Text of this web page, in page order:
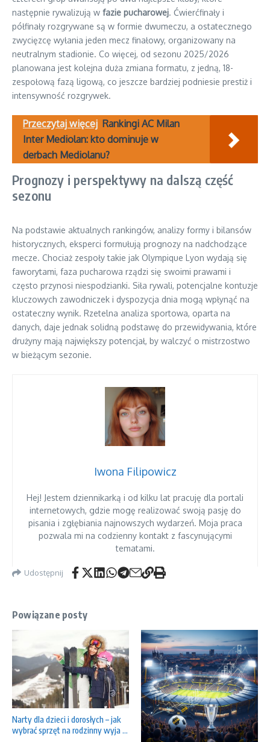
następnie rywalizują w fazie pucharowej. Ćwierćfinały i
półfinały rozgrywane są w formie dwumeczu, a ostatecznego
zwycięzcę wyłania jeden mecz finałowy, organizowany na
neutralnym stadionie. Co więcej, od sezonu 2025/2026
planowana jest kolejna duża zmiana formatu, z jedną, 18-
zespołową fazą ligową, co jeszcze bardziej podniesie prestiż i
intensywność rozgrywek.
Przeczytaj więcej Rankingi AC Milan
Inter Mediolan: kto dominuje w
derbach Mediolanu?
Prognozy i perspektywy na dalszą część
sezonu
Na podstawie aktualnych rankingów, analizy formy i bilansów
historycznych, eksperci formułują prognozy na nadchodzące
mecze. Chociaż zespoły takie jak Olympique Lyon wydają się
faworytami, faza pucharowa rządzi się swoimi prawami i
często przynosi niespodzianki. Siła rywali, potencjalne kontuzje
kluczowych zawodniczek i dyspozycja dnia mogą wpłynąć na
ostateczny wynik. Rzetelna analiza sportowa, oparta na
danych, daje jednak solidną podstawę do przewidywania, które
drużyny mają największy potencjał, by walczyć o mistrzostwo
w bieżącym sezonie.
Iwona Filipowicz
Hej! Jestem dziennikarką i od kilku lat pracuję dla portali
internetowych, gdzie mogę realizować swoją pasję do
pisania i zgłębiania najnowszych wydarzeń. Moja praca
pozwala mi na codzienny kontakt z fascynującymi
tematami.
Udostępnij
Powiązane posty
Narty dla dzieci i dorosłych – jak
wybrać sprzęt na rodzinny wyja ...